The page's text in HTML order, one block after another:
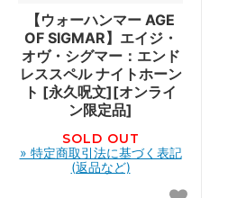
【ウォーハンマー AGE
OF SIGMAR】エイジ・
オヴ・シグマー：エンド
レススペル ナイトホーン
ト [永久呪文][オンライ
ン限定品]
SOLD OUT
» 特定商取引法に基づく表記
(返品など)